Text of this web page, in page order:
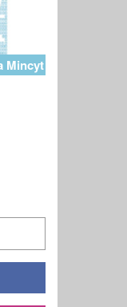
Mincyt